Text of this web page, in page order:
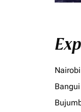
Nairobi
Bangui